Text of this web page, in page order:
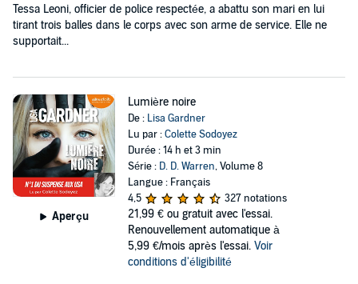
Tessa Leoni, officier de police respectée, a abattu son mari en lui
tirant trois balles dans le corps avec son arme de service. Elle ne
supportait...
Aperçu
Lumière noire
De : Lisa Gardner
Lu par :Colette Sodoyez
Durée : 14 h et 3 min
Série : D. D. Warren, Volume 8
Langue : Français
4,5
327 notations
21,99 € ou gratuit avec l'essai.
Renouvellement automatique à
5,99 €/mois après l'essai. Voir
conditions d'éligibilité